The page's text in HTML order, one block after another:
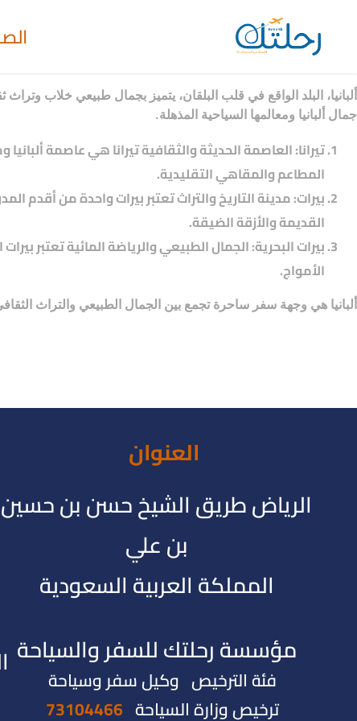
ألبانيا، البلد الواقع في قلب البلقان، يتميز بجمال طبيعي خلاب
جمال ألبانيا ومعالمها السياحية المذهلة.
تيرانا: العاصمة الحديثة والثقافية تيرانا هي عاصمة
المطاعم والمقاهي التقليدية.
بيرات: مدينة التاريخ والتراث تعتبر بيرات واحدة من أقدم
القديمة والأزقة الضيقة.
بيرات البحرية: الجمال الطبيعي والرياضة المائية تعتبر
الأمواج.
ألبانيا هي وجهة سفر ساحرة تجمع بين الجمال الطبيعي والتراث
العنوان
الرياض طريق الشيخ حسن بن حسين
بن علي
المملكة العربية السعودية
مؤسسة رحلتك للسفر والسياحة
فئة الترخيص وكيل سفر وسياحة
ترخيص وزارة السياحة 73104466